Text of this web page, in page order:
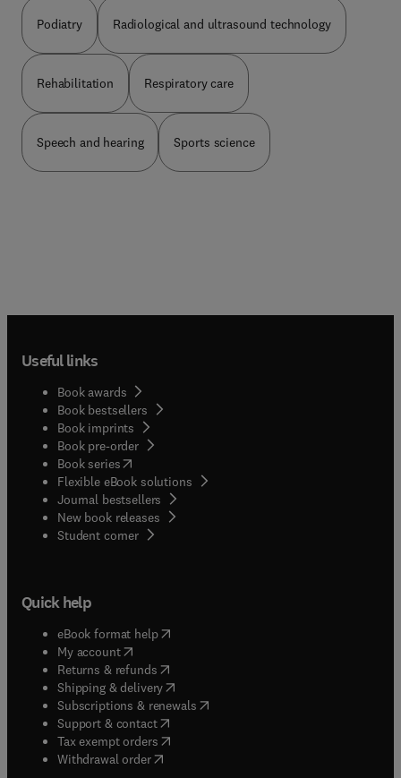
Podiatry Radiological and ultrasound technology
Rehabilitation Respiratory care
Speech and hearing Sports science
Useful links
Book awards
Book bestsellers
Book imprints
Book pre-order
Book series(opens in new tab/window
Flexible eBook solutions
Journal bestsellers
New book releases
Student corner( opens in new tab/window
Quick help
eBook format help( opens in new tab/window
My account( opens in new tab/window
Returns & refunds( opens in new tab/window
Shipping & delivery(opens in new tab/window
Subscriptions & renewals( opens in new tab/window
Support & contact( opens in new tab/window
Tax exempt orders( opens in new tab/window
Withdrawal order